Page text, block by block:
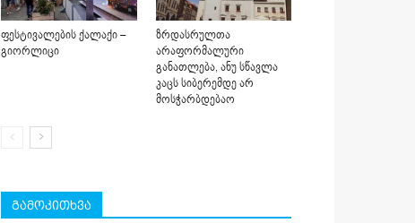
ფესტივალების ქალაქი –
გიორლიცი
ზრდასრულთა
არაფორმალური
განათლება, ანუ სწავლა
კაცს სიბერემდე არ
მოსჭარბდებაო
გამოკითხვა